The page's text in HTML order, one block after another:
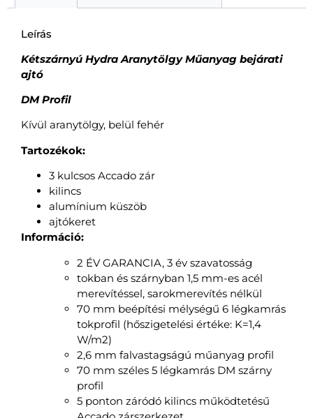
Leírás
Kétszárnyú Hydra Aranytölgy Műanyag bejárati
ajtó
DM Profil
Kívül aranytölgy, belül fehér
Tartozékok:
3 kulcsos Accado zár
kilincs
alumínium küszöb
ajtókeret
Információ:
2 ÉV GARANCIA, 3 év szavatosság
tokban és szárnyban 1,5 mm-es acél
merevítéssel, sarokmerevítés nélkül
70 mm beépítési mélységű 6 légkamrás
tokprofil (hőszigetelési értéke: K=1,4
W/m2)
2,6 mm falvastagságú műanyag profil
70 mm széles 5 légkamrás DM szárny
profil
5 ponton záródó kilincs működtetésű